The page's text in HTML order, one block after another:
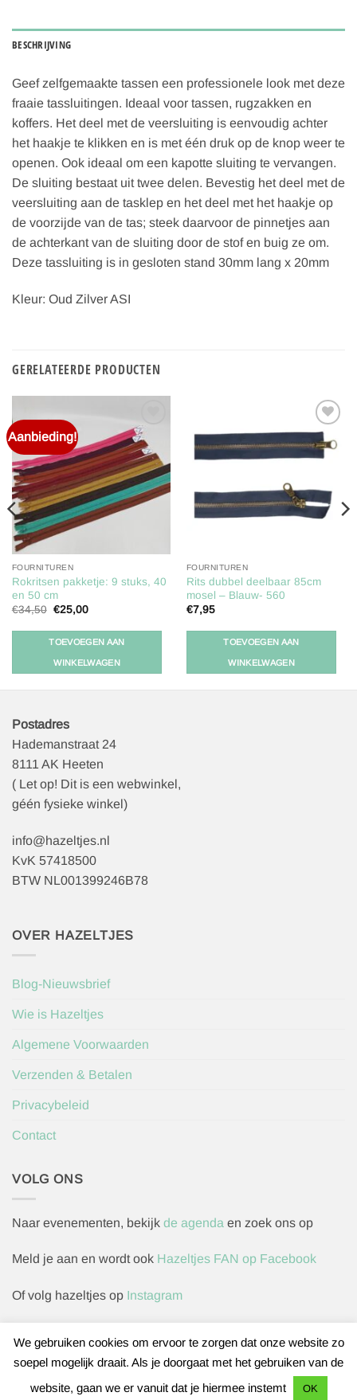
BESCHRIJVING
Geef zelfgemaakte tassen een professionele look met deze
fraaie tassluitingen. Ideaal voor tassen, rugzakken en
koffers. Het deel met de veersluiting is eenvoudig achter
het haakje te klikken en is met één druk op de knop weer te
openen. Ook ideaal om een kapotte sluiting te vervangen.
De sluiting bestaat uit twee delen. Bevestig het deel met de
veersluiting aan de tasklep en het deel met het haakje op
de voorzijde van de tas; steek daarvoor de pinnetjes aan
de achterkant van de sluiting door de stof en buig ze om.
Deze tassluiting is in gesloten stand 30mm lang x 20mm
Kleur: Oud Zilver ASI
GERELATEERDE PRODUCTEN
Aanbieding!
Toevoegen
aan
verlanglijst
FOURNITUREN
Rokritsen pakketje: 9 stuks, 40
en 50 cm
€34,50 Oorspronkelijke
was:
€34,50.
€25,00Huidige
is:
€25,00.
TOEVOEGEN AAN
WINKELWAGEN
Toevoegen
aan
verlanglijst
FOURNITUREN
Rits dubbel deelbaar 85cm
mosel – Blauw- 560
€7,95
TOEVOEGEN AAN
WINKELWAGEN
Postadres
Hademanstraat 24
8111 AK Heeten
( Let op! Dit is een webwinkel,
géén fysieke winkel)
info@hazeltjes.nl
KvK 57418500
BTW NL001399246B78
OVER HAZELTJES
Blog-Nieuwsbrief
Wie is Hazeltjes
Algemene Voorwaarden
Verzenden & Betalen
Privacybeleid
Contact
VOLG ONS
Naar evenementen, bekijk de agenda en zoek ons op
Meld je aan en wordt ook Hazeltjes FAN op Facebook
Of volg hazeltjes op Instagram
Herroepingsverzoek indienen
We gebruiken cookies om ervoor te zorgen dat onze website zo
soepel mogelijk draait. Als je doorgaat met het gebruiken van de
website, gaan we er vanuit dat je hiermee instemt
OK